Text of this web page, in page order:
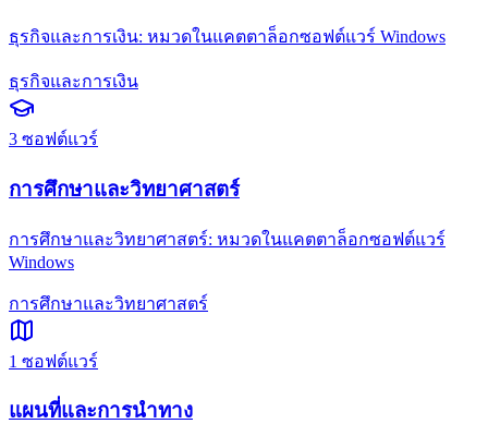
ธุรกิจและการเงิน: หมวดในแคตตาล็อกซอฟต์แวร์ Windows
ธุรกิจและการเงิน
3 ซอฟต์แวร์
การศึกษาและวิทยาศาสตร์
การศึกษาและวิทยาศาสตร์: หมวดในแคตตาล็อกซอฟต์แวร์
Windows
การศึกษาและวิทยาศาสตร์
1 ซอฟต์แวร์
แผนที่และการนำทาง